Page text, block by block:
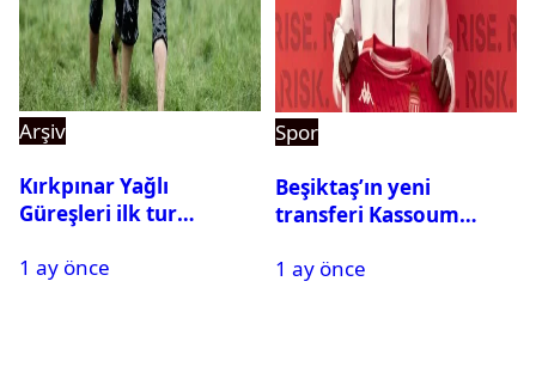
Arşiv
Kırkpınar Yağlı
Güreşleri ilk tur
2. tura geçen
1 ay önce
Spor
Beşiktaş’ın yeni
transferi Kassoum
gelecek? Resmi
1 ay önce